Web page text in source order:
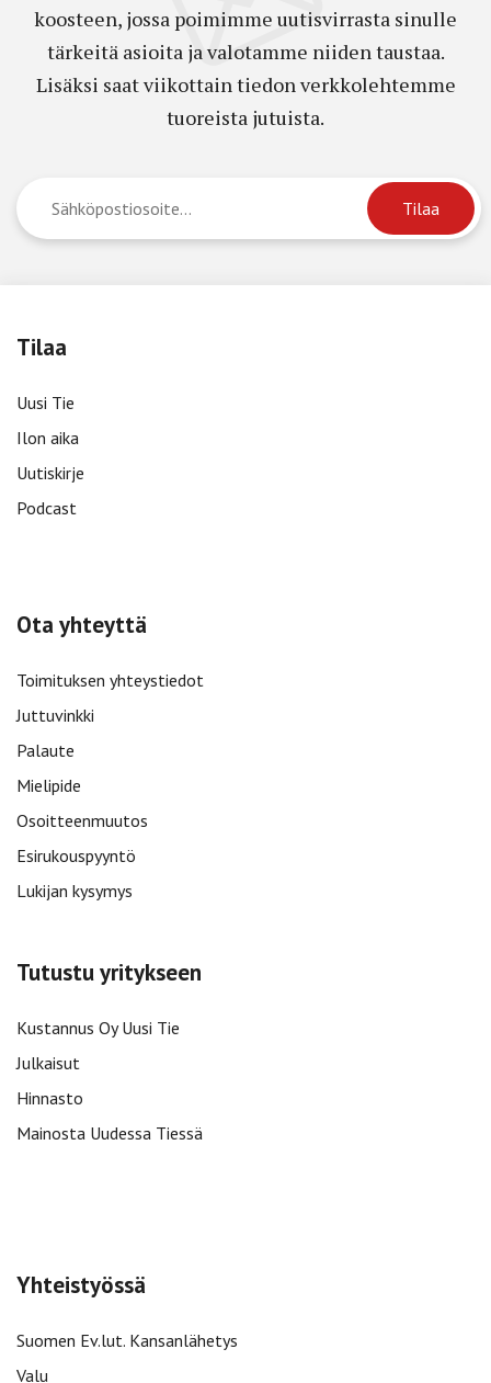
koosteen, jossa poimimme uutisvirrasta sinulle
tärkeitä asioita ja valotamme niiden taustaa.
Lisäksi saat viikottain tiedon verkkolehtemme
tuoreista jutuista.
Tilaa
Uusi Tie
Ilon aika
Uutiskirje
Podcast
Ota yhteyttä
Toimituksen yhteystiedot
Juttuvinkki
Palaute
Mielipide
Osoitteenmuutos
Esirukouspyyntö
Lukijan kysymys
Tutustu yritykseen
Kustannus Oy Uusi Tie
Julkaisut
Hinnasto
Mainosta Uudessa Tiessä
Yhteistyössä
Suomen Ev.lut. Kansanlähetys
Valu